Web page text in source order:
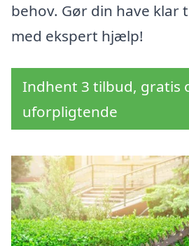
behov. Gør din have klar
med ekspert hjælp!
Indhent 3 tilbud, gratis
uforpligtende